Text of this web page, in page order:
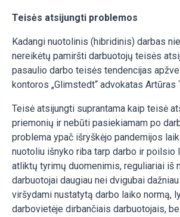
Teisės atsijungti problemos
Kadangi nuotolinis (hibridinis) darbas
nereikėtų pamiršti darbuotojų teisės
pasaulio darbo teisės tendencijas
kontoros „Glimstedt“ advokatas Artūras
Teisė atsijungti suprantama kaip teisė
priemonių ir nebūti pasiekiamam po
problema ypač išryškėjo pandemijos
nuotoliu išnyko riba tarp darbo ir poilsio
atliktų tyrimų duomenimis, reguliariai iš
darbuotojai daugiau nei dvigubai
viršydami nustatytą darbo laiko normą,
darbovietėje dirbančiais darbuotojais,